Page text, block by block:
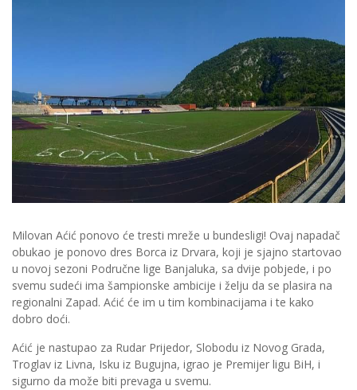
Milovan Aćić ponovo će tresti mreže u bundesligi! Ovaj napadač
obukao je ponovo dres Borca iz Drvara, koji je sjajno startovao
u novoj sezoni Područne lige Banjaluka, sa dvije pobjede, i po
svemu sudeći ima šampionske ambicije i želju da se plasira na
regionalni Zapad. Aćić će im u tim kombinacijama i te kako
dobro doći.
Aćić je nastupao za Rudar Prijedor, Slobodu iz Novog Grada,
Troglav iz Livna, Isku iz Bugujna, igrao je Premijer ligu BiH, i
sigurno da može biti prevaga u svemu.